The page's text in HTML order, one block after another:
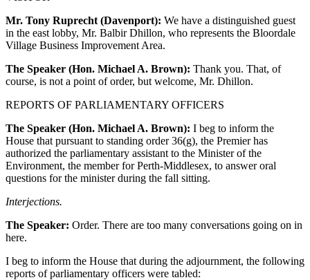
Mr. Tony Ruprecht (Davenport): We have a distinguished guest
in the east lobby, Mr. Balbir Dhillon, who represents the Bloordale
Village Business Improvement Area.
The Speaker (Hon. Michael A. Brown): Thank you. That, of
course, is not a point of order, but welcome, Mr. Dhillon.
REPORTS OF PARLIAMENTARY OFFICERS
The Speaker (Hon. Michael A. Brown): I beg to inform the
House that pursuant to standing order 36(g), the Premier has
authorized the parliamentary assistant to the Minister of the
Environment, the member for Perth-Middlesex, to answer oral
questions for the minister during the fall sitting.
Interjections.
The Speaker: Order. There are too many conversations going on in
here.
I beg to inform the House that during the adjournment, the following
reports of parliamentary officers were tabled: